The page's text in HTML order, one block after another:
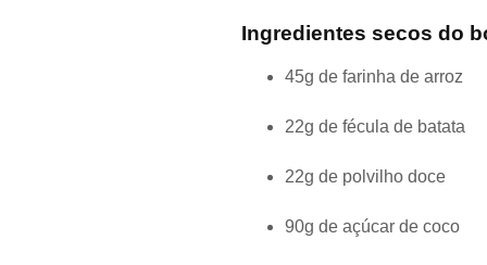
Ingredientes secos do
45g de farinha de arroz
22g de fécula de batata
22g de polvilho doce
90g de açúcar de coco